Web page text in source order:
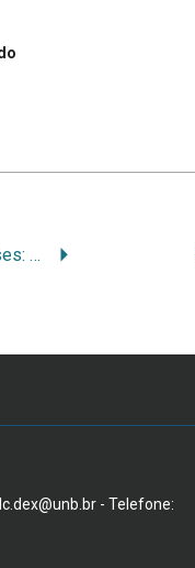
Identidade e Cultura Países: Brasil e Bolívia
- Telefone: